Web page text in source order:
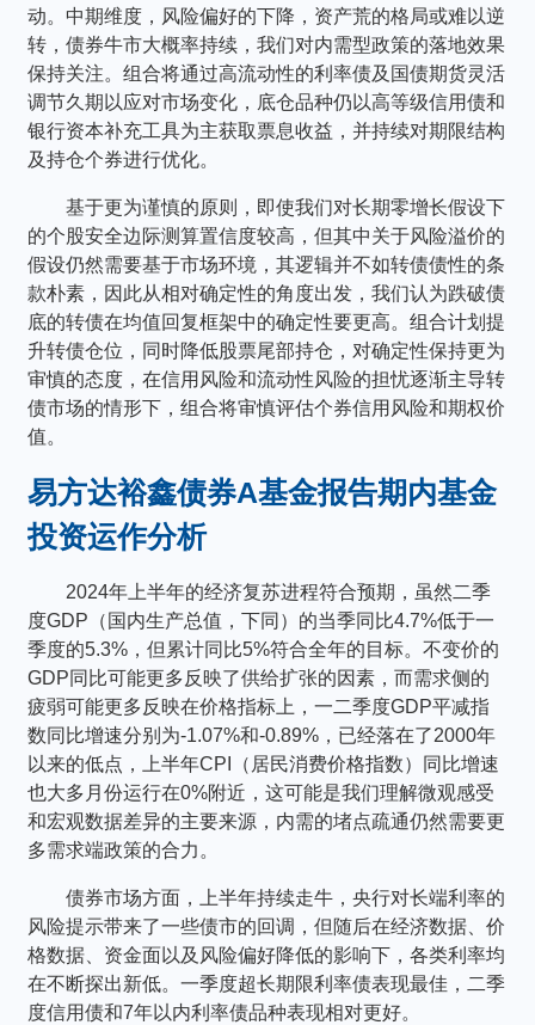
动。中期维度，风险偏好的下降，资产荒的格局或难以逆
转，债券牛市大概率持续，我们对内需型政策的落地效果
保持关注。组合将通过高流动性的利率债及国债期货灵活
调节久期以应对市场变化，底仓品种仍以高等级信用债和
银行资本补充工具为主获取票息收益，并持续对期限结构
及持仓个券进行优化。
基于更为谨慎的原则，即使我们对长期零增长假设下
的个股安全边际测算置信度较高，但其中关于风险溢价的
假设仍然需要基于市场环境，其逻辑并不如转债债性的条
款朴素，因此从相对确定性的角度出发，我们认为跌破债
底的转债在均值回复框架中的确定性要更高。组合计划提
升转债仓位，同时降低股票尾部持仓，对确定性保持更为
审慎的态度，在信用风险和流动性风险的担忧逐渐主导转
债市场的情形下，组合将审慎评估个券信用风险和期权价
值。
易方达裕鑫债券A基金报告期内基金
投资运作分析
2024年上半年的经济复苏进程符合预期，虽然二季
度GDP（国内生产总值，下同）的当季同比4.7%低于一
季度的5.3%，但累计同比5%符合全年的目标。不变价的
GDP同比可能更多反映了供给扩张的因素，而需求侧的
疲弱可能更多反映在价格指标上，一二季度GDP平减指
数同比增速分别为-1.07%和-0.89%，已经落在了2000年
以来的低点，上半年CPI（居民消费价格指数）同比增速
也大多月份运行在0%附近，这可能是我们理解微观感受
和宏观数据差异的主要来源，内需的堵点疏通仍然需要更
多需求端政策的合力。
债券市场方面，上半年持续走牛，央行对长端利率的
风险提示带来了一些债市的回调，但随后在经济数据、价
格数据、资金面以及风险偏好降低的影响下，各类利率均
在不断探出新低。一季度超长期限利率债表现最佳，二季
度信用债和7年以内利率债品种表现相对更好。